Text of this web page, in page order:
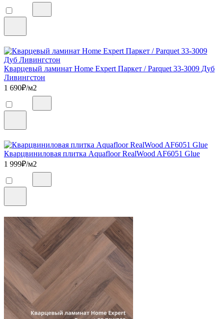
Кварцевый ламинат Home Expert Паркет / Parquet 33-3009 Дуб
Ливингстон
1 690₽/м2
Кварцвиниловая плитка Aquafloor RealWood AF6051 Glue
1 999₽/м2